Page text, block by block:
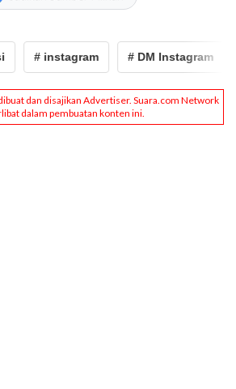
# instagram # DM Instagram